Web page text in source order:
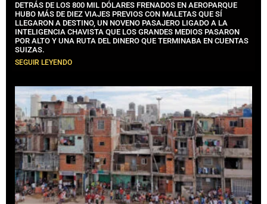
DETRÁS DE LOS 800 MIL DÓLARES FRENADOS EN AEROPARQUE
HUBO MÁS DE DIEZ VIAJES PREVIOS CON MALETAS QUE SÍ
LLEGARON A DESTINO, UN NOVENO PASAJERO LIGADO A LA
INTELIGENCIA CHAVISTA QUE LOS GRANDES MEDIOS PASARON
POR ALTO Y UNA RUTA DEL DINERO QUE TERMINABA EN CUENTAS
SUIZAS.
SEGUIR LEYENDO